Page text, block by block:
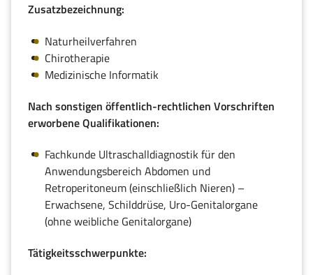
Zusatzbezeichnung:
Naturheilverfahren
Chirotherapie
Medizinische Informatik
Nach sonstigen öffentlich-rechtlichen Vorschriften
erworbene Qualifikationen:
Fachkunde Ultraschalldiagnostik für den
Anwendungsbereich Abdomen und
Retroperitoneum (einschließlich Nieren) –
Erwachsene, Schilddrüse, Uro-Genitalorgane
(ohne weibliche Genitalorgane)
Tätigkeitsschwerpunkte: